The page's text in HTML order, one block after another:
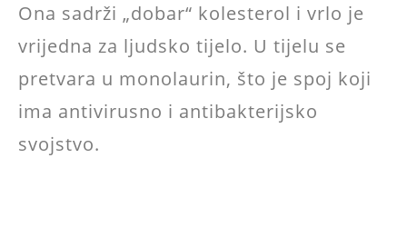
Ona sadrži „dobar“ kolesterol i vrlo je
vrijedna za ljudsko tijelo. U tijelu se
pretvara u monolaurin, što je spoj koji
ima antivirusno i antibakterijsko
svojstvo.